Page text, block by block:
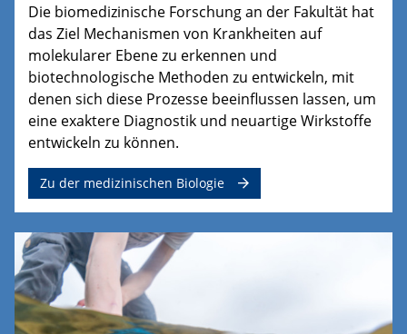
Die biomedizinische Forschung an der Fakultät hat
das Ziel Mechanismen von Krankheiten auf
molekularer Ebene zu erkennen und
biotechnologische Methoden zu entwickeln, mit
denen sich diese Prozesse beeinflussen lassen, um
eine exaktere Diagnostik und neuartige Wirkstoffe
entwickeln zu können.
Zu der medizinischen Biologie